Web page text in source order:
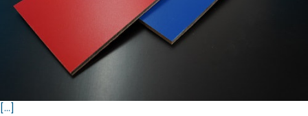
Kontakt
[…]